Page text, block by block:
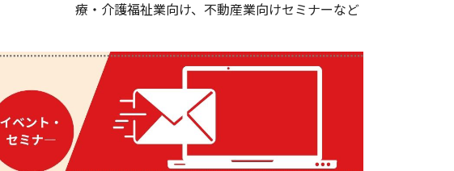
療・介護福祉業向け、不動産業向けセミナーなど